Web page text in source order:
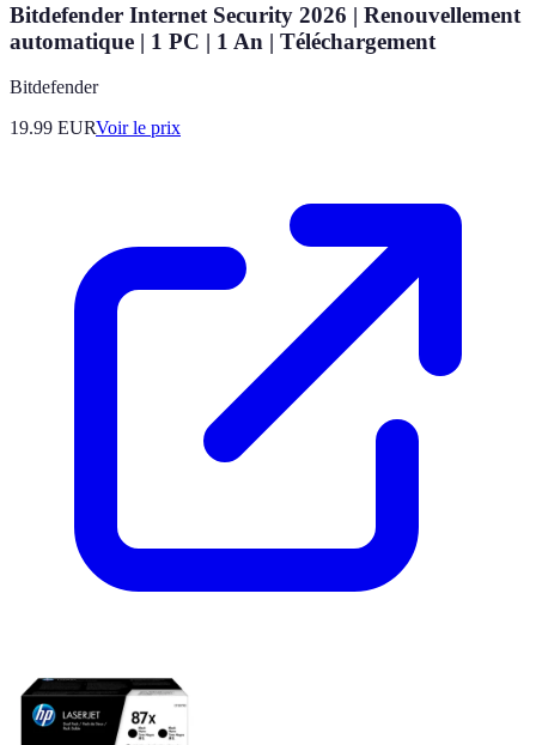
Bitdefender Internet Security 2026 | Renouvellement
automatique | 1 PC | 1 An | Téléchargement
Bitdefender
19.99 EURVoir le prix